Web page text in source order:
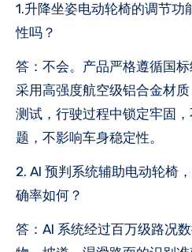
1.升降坐姿电动轮椅的调节功
性吗？
答：不会。产品严格遵循国
采用高强度航空级铝合金材
测试，行驶过程中锁定牢固
题，不影响车身稳定性。
2. AI 预判系统辅助电动轮椅
确率如何？
答：AI 系统经过百万级路况